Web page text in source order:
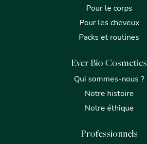
Pour le corps
Pour les cheveux
Packs et routines
Ever Bio Cosmetics
Qui sommes-nous ?
Notre histoire
Notre éthique
Professionnels